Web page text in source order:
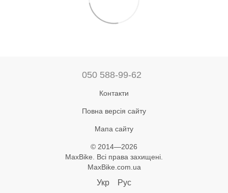
050 588-99-62
Контакти
Повна версія сайту
Мапа сайту
© 2014—2026
MaxBike. Всі права захищені.
MaxBike.com.ua
Укр Рус